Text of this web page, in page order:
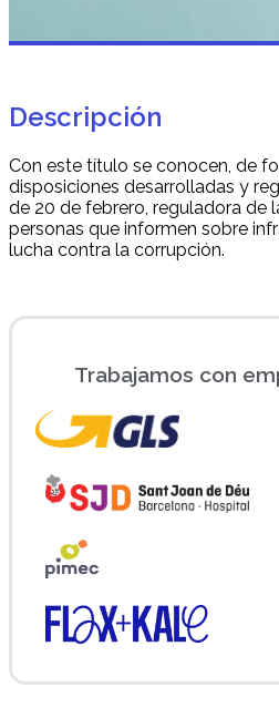
Descripción
Con este título se conocen, de
disposiciones desarrolladas y
de 20 de febrero, reguladora de
personas que informen sobre
lucha contra la corrupción.
Trabajamos con